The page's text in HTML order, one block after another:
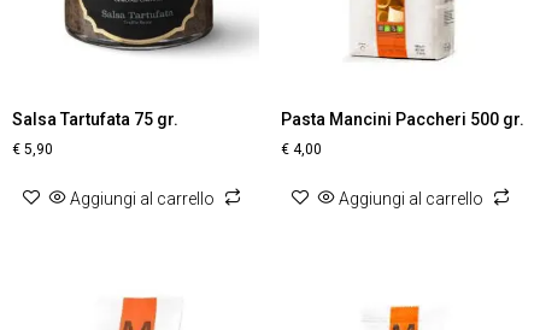
Salsa Tartufata 75 gr.
€ 5,90
Aggiungi al carrello
Pasta Mancini Paccheri 500 gr.
€4,00
Aggiungi al carrello